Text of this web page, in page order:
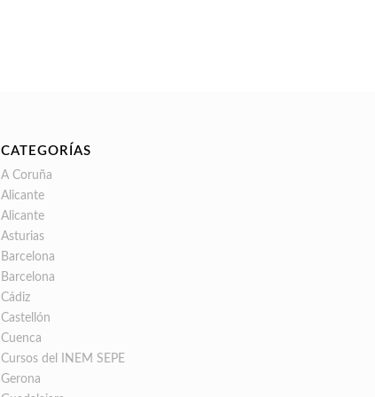
CATEGORÍAS
A Coruña
Alicante
Alicante
Asturias
Barcelona
Barcelona
Cádiz
Castellón
Cuenca
Cursos del INEM SEPE
Gerona